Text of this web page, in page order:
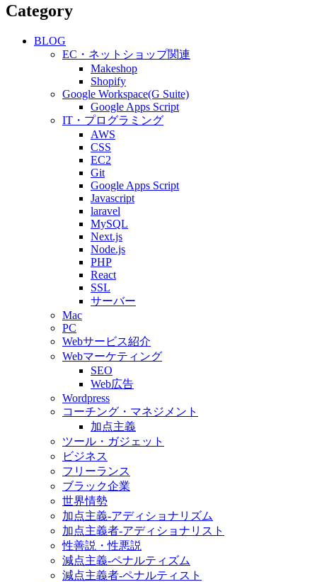
Category
BLOG
EC・ネットショップ関連
Makeshop
Shopify
Google Workspace(G Suite)
Google Apps Script
IT・プログラミング
AWS
CSS
EC2
Git
Google Apps Script
Javascript
laravel
MySQL
Next.js
Node.js
PHP
React
SSL
サーバー
Mac
PC
Webサービス紹介
Webマーケティング
SEO
Web広告
Wordpress
コーチング・マネジメント
加点主義
ツール・ガジェット
ビジネス
フリーランス
ブラック企業
世界情勢
加点主義-アディショナリズム
加点主義者-アディショナリスト
性善説・性悪説
減点主義-ペナルティズム
減点主義者-ペナルティスト